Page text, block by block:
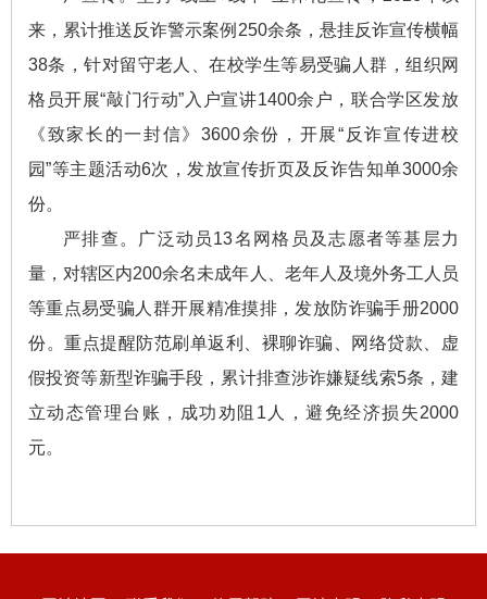
来，累计推送反诈警示案例250余条，悬挂反诈宣传横幅
38条，针对留守老人、在校学生等易受骗人群，组织网
格员开展“敲门行动”入户宣讲1400余户，联合学区发放
《致家长的一封信》3600余份，开展“反诈宣传进校
园”等主题活动6次，发放宣传折页及反诈告知单3000余
份。
严排查。广泛动员13名网格员及志愿者等基层力
量，对辖区内200余名未成年人、老年人及境外务工人员
等重点易受骗人群开展精准摸排，发放防诈骗手册2000
份。重点提醒防范刷单返利、裸聊诈骗、网络贷款、虚
假投资等新型诈骗手段，累计排查涉诈嫌疑线索5条，建
立动态管理台账，成功劝阻1人，避免经济损失2000
元。